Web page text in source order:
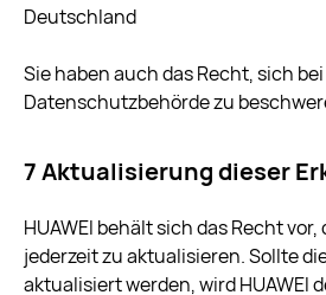
Deutschland
Sie haben auch das Recht, sich
Datenschutzbehörde zu
7 Aktualisierung dieser
HUAWEI behält sich das Recht
jederzeit zu aktualisieren. Sollte
aktualisiert werden, wird HUAWEI